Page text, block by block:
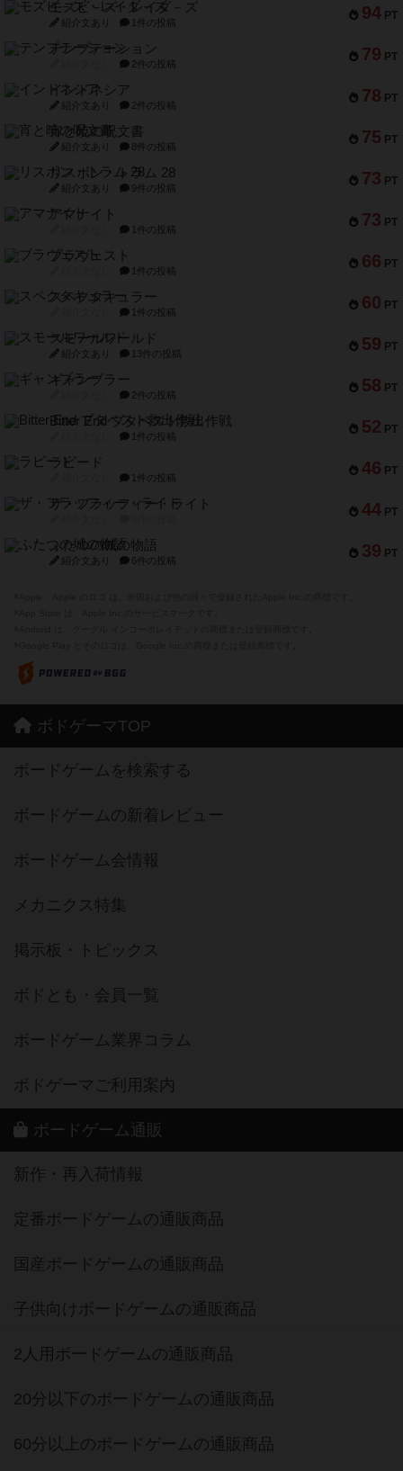
94 PT
モズビ－ズ・レイダ－ズ
紹介文あり 1件の投稿
79 PT
テンプテーション
2件の投稿
78 PT
インドネシア
紹介文あり 2件の投稿
75 PT
宵と暁の呪文書
紹介文あり 8件の投稿
73 PT
リスボン・トラム 28
紹介文あり 9件の投稿
73 PT
アマナイト
1件の投稿
66 PT
ブラヴェスト
1件の投稿
60 PT
スペクタキュラー
1件の投稿
59 PT
スモールワールド
紹介文あり 13件の投稿
58 PT
ギャンブラー
2件の投稿
52 PT
Bitter End ブタペスト救出作戦
1件の投稿
46 PT
ラピード
1件の投稿
44 PT
ザ・フラッフィー・ライト
39 PT
ふたつの城の物語
紹介文あり 6件の投稿
ボドゲーマTOP
ボードゲームを検索する
ボードゲームの新着レビュー
ボードゲーム会情報
メカニクス特集
掲示板・トピックス
ボドとも・会員一覧
ボードゲーム業界コラム
ボドゲーマご利用案内
ボードゲーム通販
新作・再入荷情報
定番ボードゲームの通販商品
国産ボードゲームの通販商品
子供向けボードゲームの通販商品
2人用ボードゲームの通販商品
20分以下のボードゲームの通販商品
60分以上のボードゲームの通販商品